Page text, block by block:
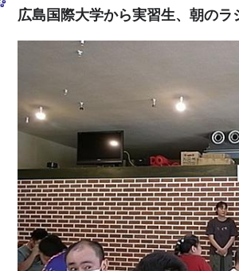
広島国際大学から実習生、朝の